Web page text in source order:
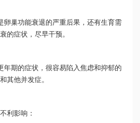
卵巢功能衰退的严重后果，还有生育需
的症状，尽早干预。
年期的症状，很容易陷入焦虑和抑郁的
其他并发症。
利影响：